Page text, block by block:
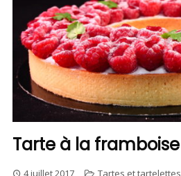
Tarte à la framboise
4 juillet 2017 Tartes et tartelettes